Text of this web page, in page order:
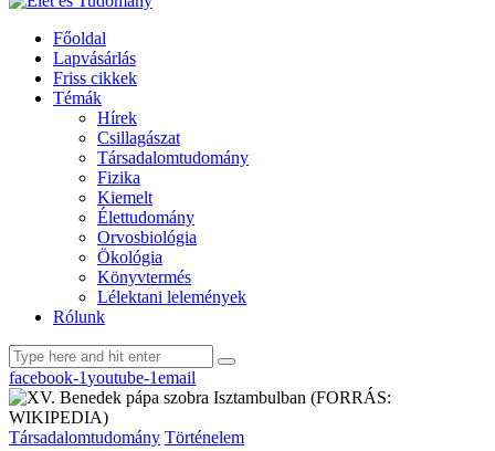
Főoldal
Lapvásárlás
Friss cikkek
Témák
Hírek
Csillagászat
Társadalomtudomány
Fizika
Kiemelt
Élettudomány
Orvosbiológia
Ökológia
Könyvtermés
Lélektani lelemények
Rólunk
facebook-1youtube-1email
Társadalomtudomány Történelem